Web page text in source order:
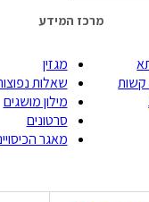
מרכז המידע
מגזין
שאלות נפוצות
מילון מושגים
סרטונים
מאגר הכיסויים